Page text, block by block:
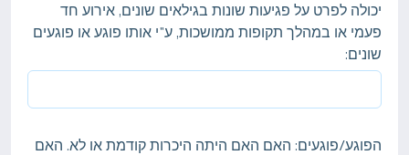
יכולה לפרט על פגיעות שונות בגילאים שונים, אירוע חד
פעמי או במהלך תקופות ממושכות, ע"י אותו פוגע או פוגעים
שונים:
הפוגע/פוגעים: האם האם היתה היכרות קודמת או לא. האם